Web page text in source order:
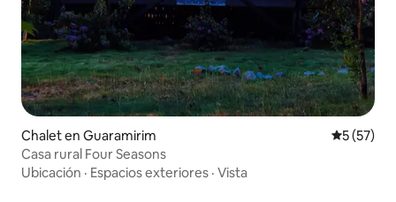
Chalet en Guaramirim
5 (57)
Casa rural Four Seasons
Ubicación · Espacios exteriores · Vista